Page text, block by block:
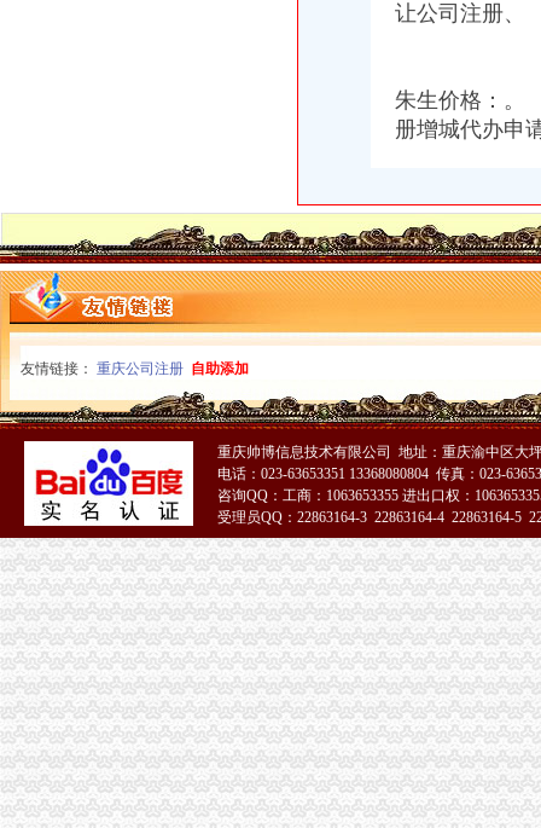
重庆工商注册、注销、变更、代理记账,慢牛帮您处理_志趣网
【重庆大坪企业文化招聘网_企业文化招聘信息】-重庆智联招聘
晨报万事通_新浪新闻
重庆一般纳税人申请：重庆沙坪坝渝中区大坪注册公司/工商代办/兼职
工商注册、代记账、变更股权、增资-重庆渝中大坪公司注册-分类168
关于华夏银行股份有限公司重庆大坪康德国际社区支行开业的批复
重庆新胜实业有限责任公司大坪经营部_【信用信息_诉讼信息_财务信
价格,厂家,图片,公司注册、年检、变更,广州大坪企业管理有限
重庆大坪公司注销|重庆列表网
广东省普宁市供销社集团大坪公司建材门市_【信用信息_诉讼信息_财
重庆香港公司注册：来渝中大坪永辉旁工商代办/代账会计/公司注册结
代理记帐一般纳税人申请资质审批验资-重庆渝中大坪公司注册-分类
瀚江新材：关于注销成都瀚江新型建筑材料有限公司重庆分公司的公告
没有教育资格证还在非法支教_重庆市公开信箱
【58同城】重庆渝中大坪专项审批_专项审计_专项审批代理公司
【重庆渝中区公司注册营业执照0元代办】-渝中大坪易登网
重庆南岸油箱厂大坪经营部
重庆慢牛免费注册公司,代理记账200月,欢迎各位_志趣网
租售转让|公司|重庆|有限_新浪新闻
（撤销）贵州省国土资源厅关于贵州中纸投资有限公司盘县平关镇大坪
让公司注册、
朱生价格：。
册增城代办申
友情链接： 重庆公司注册 自助添加
重庆帅博信息技术有限公司 地址：重庆渝中区大
电话：023-63653351 13368080804 传真：023-
咨询QQ：工商：1063653355 进出口权：
受理员QQ：22863164-3 22863164-4 22863164-5
51La